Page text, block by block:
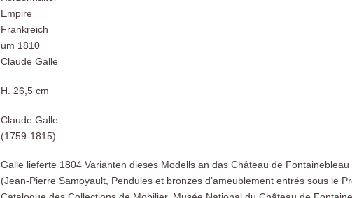
Empire
Frankreich
um 1810
Claude Galle
H. 26,5 cm
Claude Galle
(1759-1815)
Galle lieferte 1804 Varianten dieses Modells an das Château de Fontainebleau
(Jean-Pierre Samoyault, Pendules et bronzes d’ameublement entrés sous le